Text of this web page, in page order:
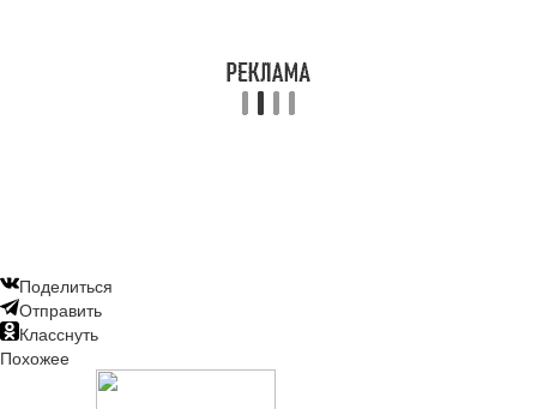
Поделиться
Отправить
Класснуть
Похожее